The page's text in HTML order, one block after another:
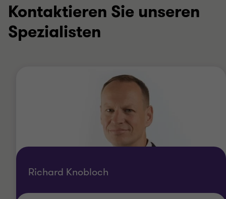
Kontaktieren Sie unseren
Spezialisten
Richard Knobloch